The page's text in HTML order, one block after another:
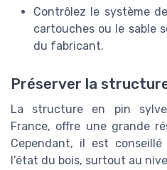
Contrôlez le système
cartouches ou le sable
du fabricant.
Préserver la
La structure en pin
France, offre une grande
Cependant, il est
l’état du bois, surtout au